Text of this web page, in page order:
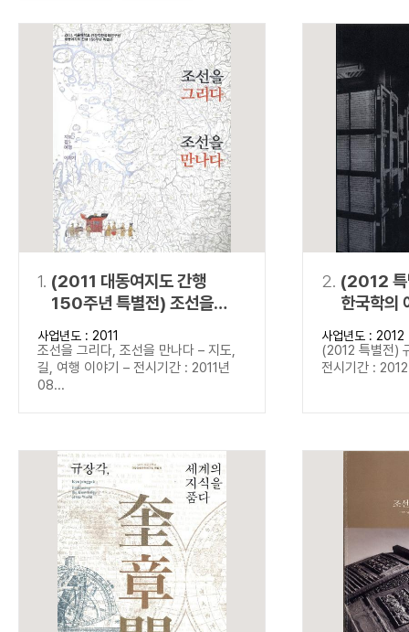
검색 연산자 사용안내
연산자
AND 정조 AND 정약용
“정조”와 “정약
색
OR 정조 OR 정약용 “정조” 또는 “
NOT 정조 NOT 정약용
“정조”가 나온
료를 검색
동시에 여러 개의 연산자를 사용할 수 있습니다.
1. (2011 대동여지도 간행
150주년 특별전) 조선을
그리다, 조선을 만나다
사업년도 : 2011
조선을 그리다, 조선을 만나다 – 지도,
길, 여행 이야기 – 전시기간 : 2011년
08...
2. (2012 특
한국학의
사업년도 : 2012
(2012 특별전)
전시기간 :